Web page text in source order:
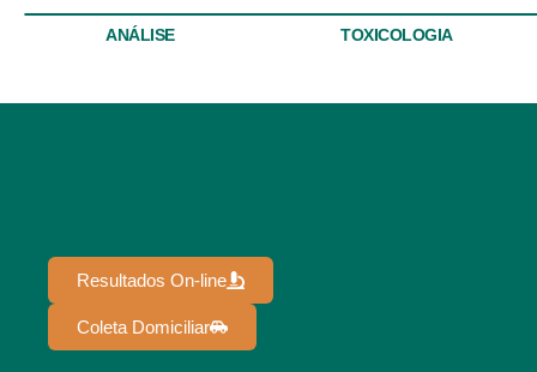
ANÁLISE TOXICOLOGIA
Resultados On-line
Coleta Domiciliar